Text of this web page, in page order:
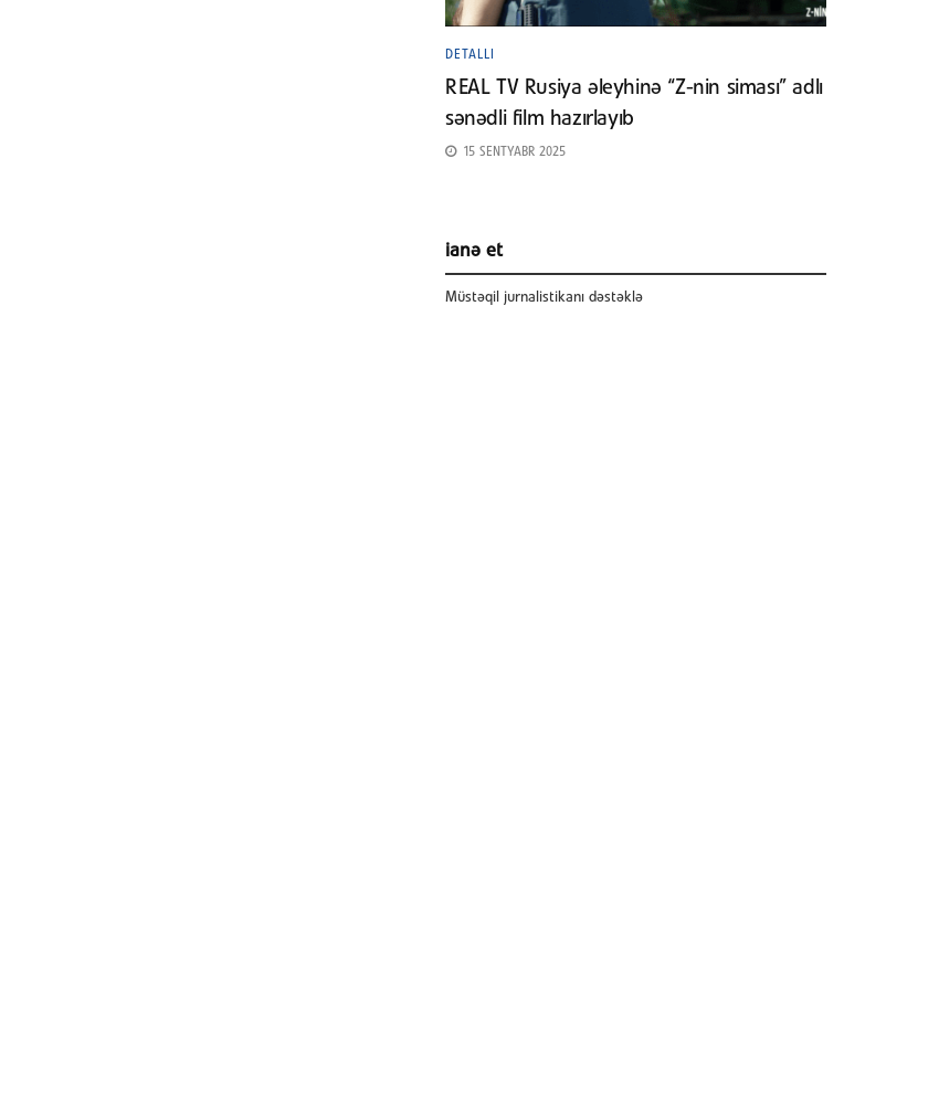
DETALLI
REAL TV Rusiya əleyhinə “Z-nin siması” adlı
sənədli film hazırlayıb
15 SENTYABR 2025
ianə et
Müstəqil jurnalistikanı dəstəklə